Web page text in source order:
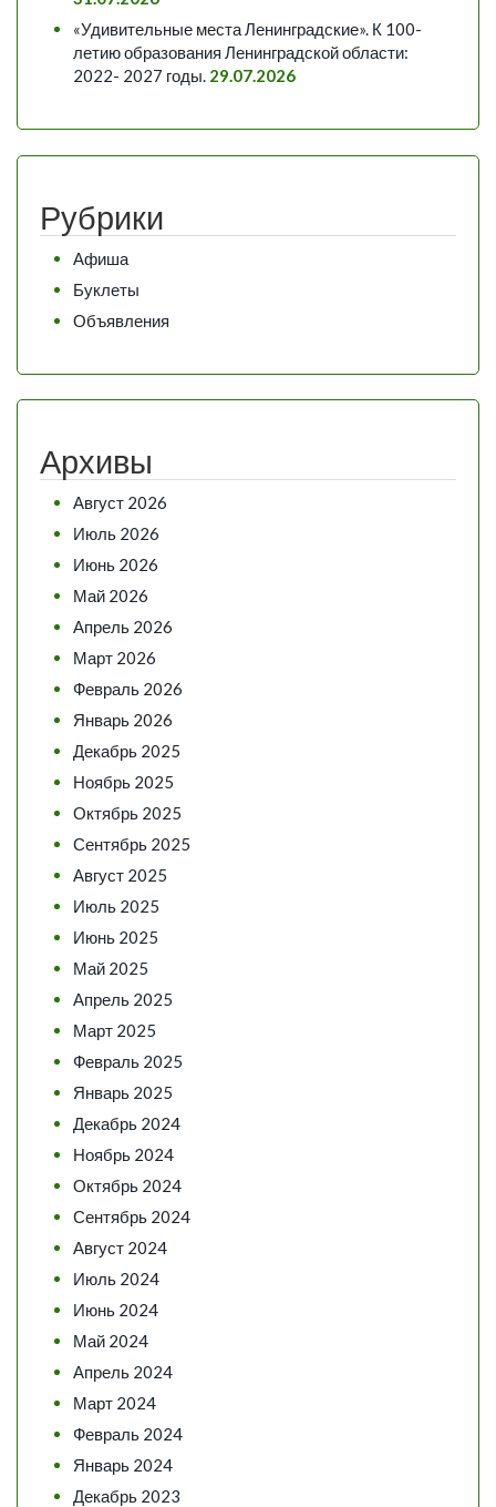
«Удивительные места Ленинградские». К 100-
летию образования Ленинградской области:
2022- 2027 годы. 29.07.2026
Рубрики
Афиша
Буклеты
Объявления
Архивы
Август 2026
Июль 2026
Июнь 2026
Май 2026
Апрель 2026
Март 2026
Февраль 2026
Январь 2026
Декабрь 2025
Ноябрь 2025
Октябрь 2025
Сентябрь 2025
Август 2025
Июль 2025
Июнь 2025
Май 2025
Апрель 2025
Март 2025
Февраль 2025
Январь 2025
Декабрь 2024
Ноябрь 2024
Октябрь 2024
Сентябрь 2024
Август 2024
Июль 2024
Июнь 2024
Май 2024
Апрель 2024
Март 2024
Февраль 2024
Январь 2024
Декабрь 2023